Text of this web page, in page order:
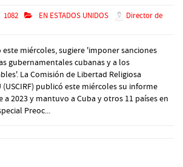
1082 EN ESTADOS UNIDOS
Director de
miércoles, sugiere 'imponer sanciones
gubernamentales cubanas y a los
La Comisión de Libertad Religiosa
(USCIRF) publicó este miércoles su informe
2023 y mantuvo a Cuba y otros 11 países en
Preoc...